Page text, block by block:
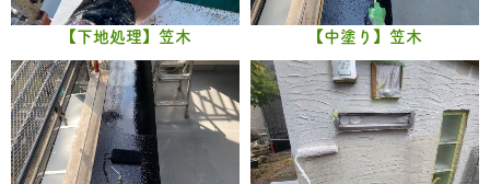
【下地処理】笠木 【中塗り】笠木